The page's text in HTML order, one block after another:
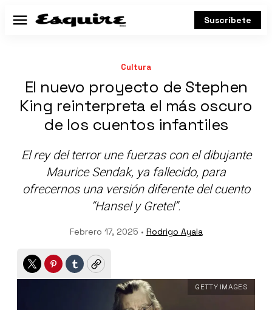
Menú Suscríbete
Cultura
El nuevo proyecto de Stephen
King reinterpreta el más oscuro
de los cuentos infantiles
El rey del terror une fuerzas con el dibujante
Maurice Sendak, ya fallecido, para
ofrecernos una versión diferente del cuento
“Hansel y Gretel”.
Febrero 17, 2025 • Rodrigo Ayala
TwitterPinterest
TumblrCopy
GETTY IMAGES